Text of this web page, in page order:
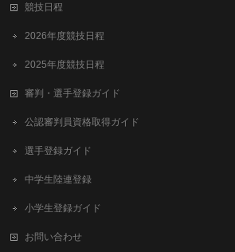
競技日程
2026年度競技日程
2025年度競技日程
審判・選手登録ガイド
公認審判員資格取得ガイド
選手登録ガイド
中学生陸連登録
小学生登録ガイド
お問い合わせ